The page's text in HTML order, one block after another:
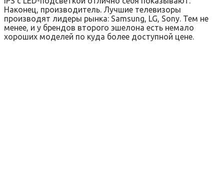
Наконец, производитель. Лучшие телевизоры
производят лидеры рынка: Samsung, LG, Sony. Тем не
менее, и у брендов второго эшелона есть немало
хороших моделей по куда более доступной цене.